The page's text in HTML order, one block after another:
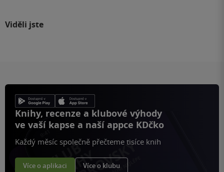
Viděli jste
Knihy, recenze a klubové výhody
ve vaší kapse a naší appce KDčko
Každý měsíc společně přečteme tisíce knih
Více o aplikaci Více o klubu